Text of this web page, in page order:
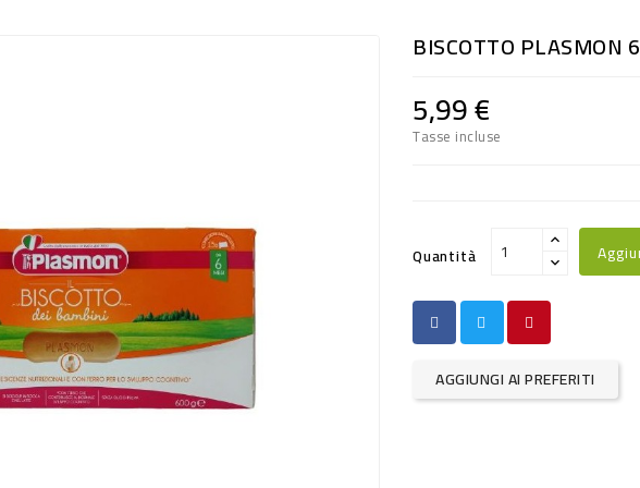
BISCOTTO PLASMON
5,99 €
Tasse incluse
Quantità
AGGIUNGI AI PREFERITI